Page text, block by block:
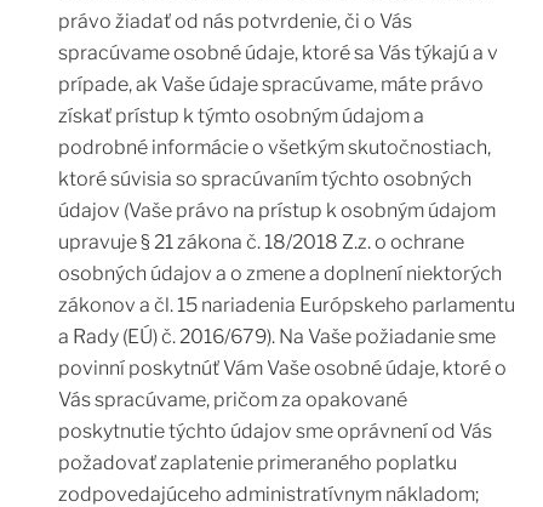
právo žiadať od nás potvrdenie, či o Vás
spracúvame osobné údaje, ktoré sa Vás týkajú a v
prípade, ak Vaše údaje spracúvame, máte právo
získať prístup k týmto osobným údajom a
podrobné informácie o všetkým skutočnostiach,
ktoré súvisia so spracúvaním týchto osobných
údajov (Vaše právo na prístup k osobným údajom
upravuje § 21 zákona č. 18/2018 Z.z. o ochrane
osobných údajov a o zmene a doplnení niektorých
zákonov a čl. 15 nariadenia Európskeho parlamentu
a Rady (EÚ) č. 2016/679). Na Vaše požiadanie sme
povinní poskytnúť Vám Vaše osobné údaje, ktoré o
Vás spracúvame, pričom za opakované
poskytnutie týchto údajov sme oprávnení od Vás
požadovať zaplatenie primeraného poplatku
zodpovedajúceho administratívnym nákladom;